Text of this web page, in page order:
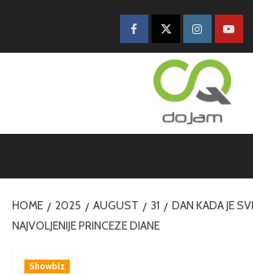
HOME 2025 AUGUST 31
DAN KADA JE
NAJVOLJENIJE PRINCEZE DIANE
Showbiz